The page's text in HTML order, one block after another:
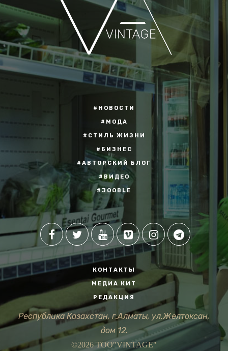
#НОВОСТИ
#МОДА
#СТИЛЬ ЖИЗНИ
#БИЗНЕС
#АВТОРСКИЙ БЛОГ
#ВИДЕО
#JOOBLE
КОНТАКТЫ
МЕДИА КИТ
РЕДАКЦИЯ
Республика Казахстан, г.Алматы, ул.Желтоксан,
дом 12.
©2026 ТОО"VINTAGE"